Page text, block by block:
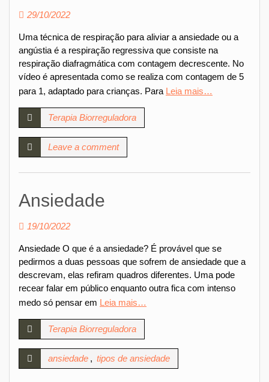
29/10/2022
Uma técnica de respiração para aliviar a ansiedade ou a
angústia é a respiração regressiva que consiste na
respiração diafragmática com contagem decrescente. No
vídeo é apresentada como se realiza com contagem de 5
para 1, adaptado para crianças. Para Leia mais…
Terapia Biorreguladora
Leave a comment
Ansiedade
19/10/2022
Ansiedade O que é a ansiedade? É provável que se
pedirmos a duas pessoas que sofrem de ansiedade que a
descrevam, elas refiram quadros diferentes. Uma pode
recear falar em público enquanto outra fica com intenso
medo só pensar em Leia mais…
Terapia Biorreguladora
ansiedade , tipos de ansiedade